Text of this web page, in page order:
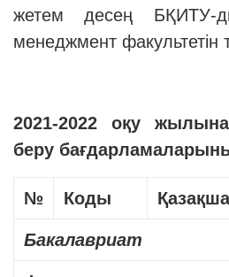
жетем десең БҚИТУ-
менеджмент факультетін
2021-2022 оқу
беру
№ Коды Қазақша
Бакалавриат